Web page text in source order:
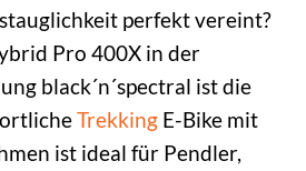
perfekt vereint?
Pro 400X in der
black´n´spectral ist die
Trekking E-Bike mit
ist ideal für Pendler,